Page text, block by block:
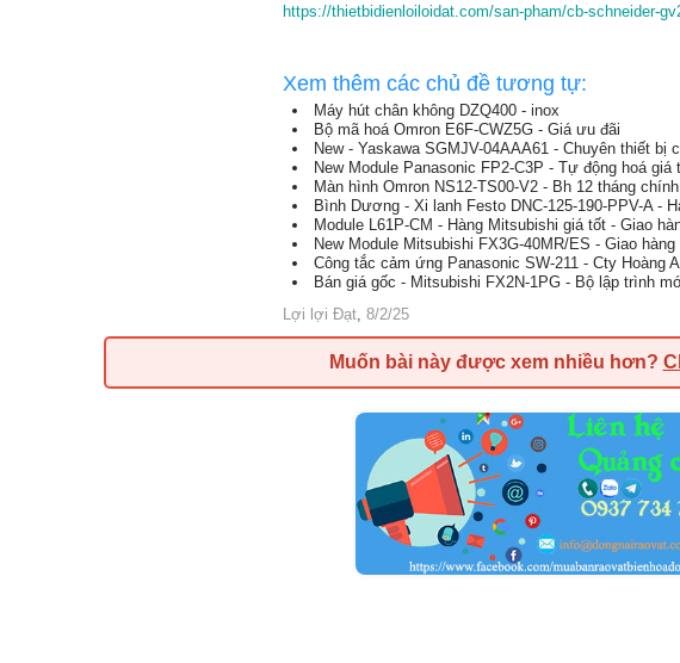
https://thietbidienloiloidat.com/san-pham/cb-schneider-
Xem thêm các chủ đề tương tự:
Máy hút chân không DZQ400 - inox
Bộ mã hoá Omron E6F-CWZ5G - Giá ưu đãi
New - Yaskawa SGMJV-04AAA61 - Chuyên thiết bị
New Module Panasonic FP2-C3P - Tự động hoá giá
Màn hình Omron NS12-TS00-V2 - Bh 12 tháng
Bình Dương - Xi lanh Festo DNC-125-190-PPV-A -
Module L61P-CM - Hàng Mitsubishi giá tốt - Giao
New Module Mitsubishi FX3G-40MR/ES - Giao hàng
Công tắc cảm ứng Panasonic SW-211 - Cty Hoàng
Bán giá gốc - Mitsubishi FX2N-1PG - Bộ lập trình
Lợi lợi Đạt, 8/2/25
Muốn bài này được xem nhiều hơn?